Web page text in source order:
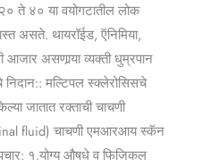
ते ४० या वयोगटातील लोक
असते. थायरॉईड, ऍनिमिया,
असणार्‍या व्यक्ती धुम्रपान
निदान:: मल्टिपल स्क्लेरोसिसचे
जातात रक्ताची चाचणी
fluid) चाचणी एमआरआय स्कॅन
१.योग्य औषधे व फिजिकल